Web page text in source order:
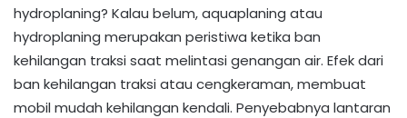
hydroplaning? Kalau belum, aquaplaning atau
hydroplaning merupakan peristiwa ketika ban
kehilangan traksi saat melintasi genangan air. Efek dari
ban kehilangan traksi atau cengkeraman, membuat
mobil mudah kehilangan kendali. Penyebabnya lantaran